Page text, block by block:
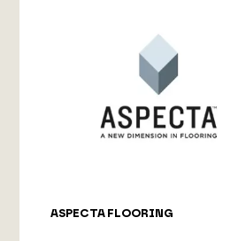
ASPECTA FLOORING